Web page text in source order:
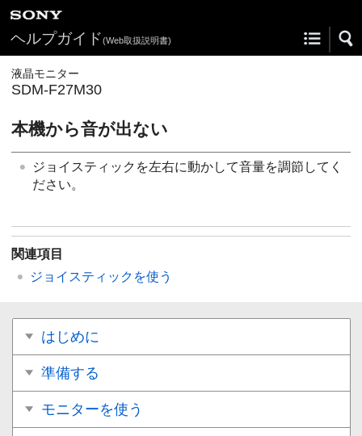
ヘルプガイド(Web取扱説明書)
液晶モニター
SDM-F27M30
本機から音が出ない
ジョイスティックを左右に動かして音量を調節してく
ださい。
関連項目
ジョイスティックを使う
はじめに
準備する
モニターを使う